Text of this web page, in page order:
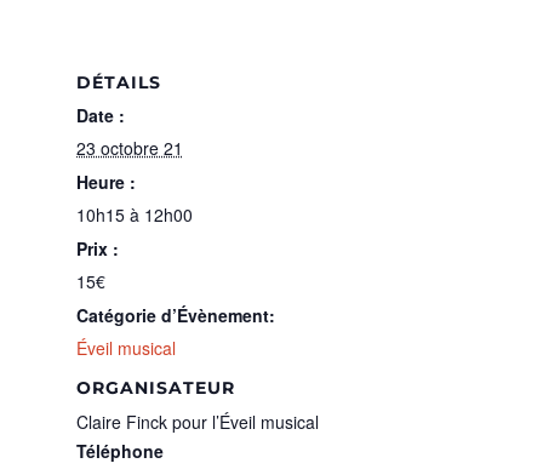
DÉTAILS
Date :
23 octobre 21
Heure :
10h15 à 12h00
Prix :
15€
Catégorie d’Évènement:
Éveil musical
ORGANISATEUR
Claire Finck pour l’Éveil musical
Téléphone